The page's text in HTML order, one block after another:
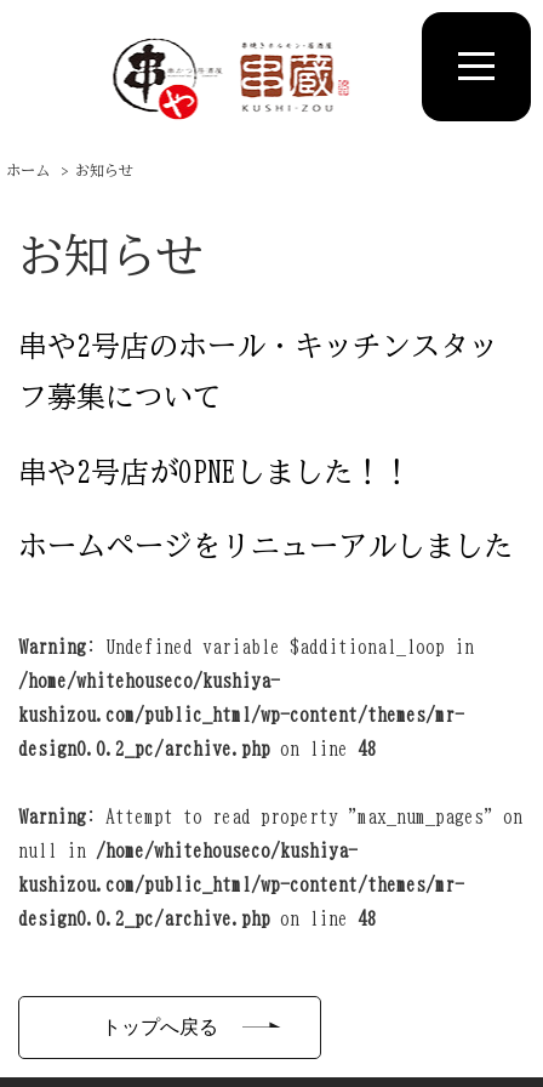
ホーム お知らせ
お知らせ
串や2号店のホール・キッチンスタッ
フ募集について
串や2号店がOPNEしました！！
ホームページをリニューアルしました
Warning: Undefined variable $additional_loop in
/home/whitehouseco/kushiya-
kushizou.com/public_html/wp-content/themes/mr-
design0.0.2_pc/archive.php on line 48
Warning: Attempt to read property "max_num_pages" on
null in /home/whitehouseco/kushiya-
kushizou.com/public_html/wp-content/themes/mr-
design0.0.2_pc/archive.php on line 48
トップへ戻る